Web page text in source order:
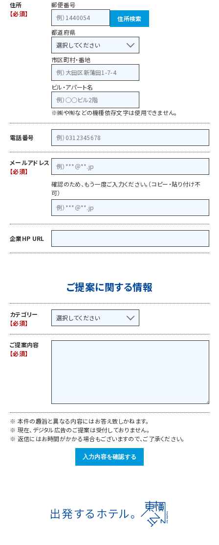
住所
郵便番号
住所検索
都道府県
市区町村・番地
ビル・アパート名
※㈱や㈲などの機種依存文字は使用できません。
電話番号
メールアドレス
確認のため、もう一度ご入力ください。（コピー・貼り付け不
可）
企業HP URL
ご提案に関する情報
カテゴリー
ご提案内容
※ 本件の趣旨と異なる内容にはお答え致しかねます。
※ 現在、デジタル広告のご提案は受付しておりません。
※ 返信にはお時間がかかる場合もございますので、ご了承ください。
入力内容を確認する